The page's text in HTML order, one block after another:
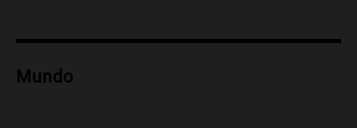
Panorama Federal
Audio.
Mundo